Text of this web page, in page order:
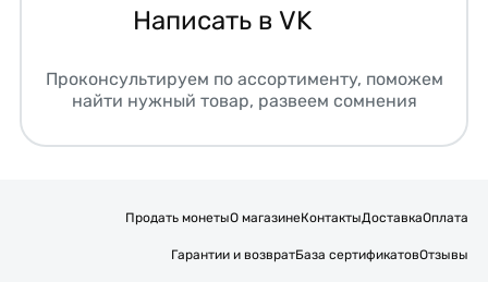
Написать в VK
Проконсультируем по ассортименту, поможем
найти нужный товар, развеем сомнения
Продать монетыО магазинеКонтактыДоставкаОплата
Гарантии и возвратБаза сертификатовОтзывы